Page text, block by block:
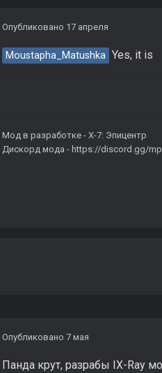
Опубликовано 17 апреля
Moustapha_Matushka Yes, it is
Мод в разработке - X-7: Эпицентр
Дискорд мода - https://discord.gg/
Опубликовано 7 мая
Панда крут, разрабы IX-Ray